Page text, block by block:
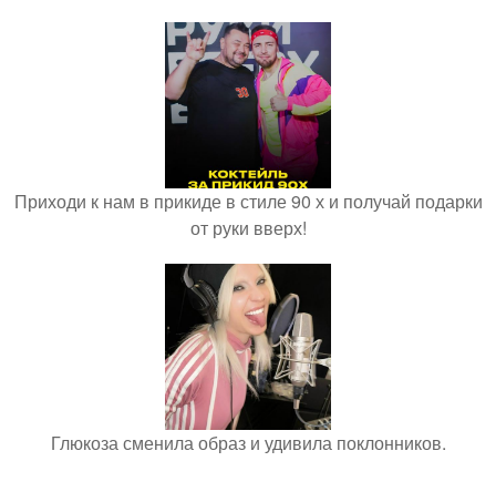
Приходи к нам в прикиде в стиле 90 х и получай подарки
от руки вверх!
Глюкоза сменила образ и удивила поклонников.